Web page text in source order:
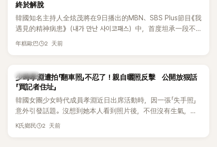
終於解脫
韓國知名主持人全炫茂將在9日播出的MBN、SBS Plus節目《我
遇見的精神病患》（내가 만난 사이코패스）中，首度坦承一段不
堪回首的戀愛經歷，自爆曾遭前女友過度控制，不僅走到哪都
年糕歐巴 2 天前
K-POP
少時孝淵遭拍「翻車照」不忍了！親自曬照反擊 公開放狠話
「買記者住址」
韓國女團少女時代成員孝淵近日出席活動時，因一張「失手照」
意外引發話題。沒想到她本人看到照片後，不但沒有生氣，反
而親自把照片放上IG限時動態開玩笑，甚至幽默喊話要「買記者
K氏鄉民 2 天前